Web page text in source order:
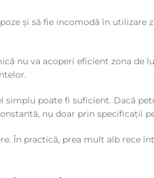
și să fie incomodă în utilizare
nu va acoperi eficient zona de
poate fi suficient. Dacă
nu doar prin specificații
În practică, prea mult alb rece